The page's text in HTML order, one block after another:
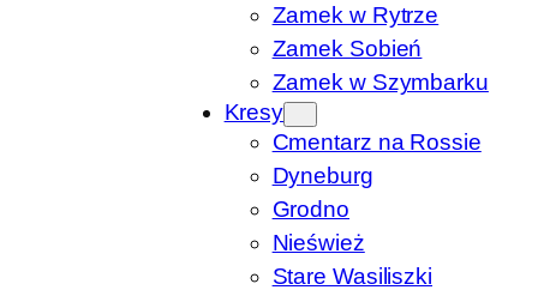
Zamek w Rytrze
Zamek Sobień
Zamek w Szymbarku
Kresy
Cmentarz na Rossie
Dyneburg
Grodno
Nieśwież
Stare Wasiliszki